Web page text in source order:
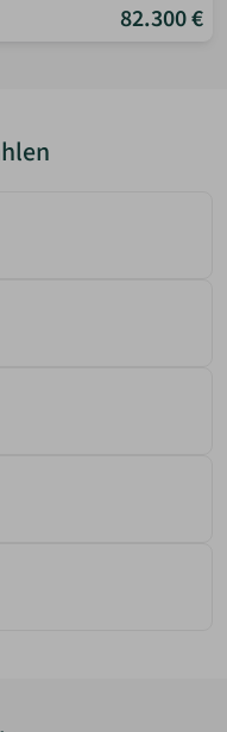
82.300 €